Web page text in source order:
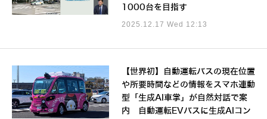
1000台を目指す
2025.12.17 Wed 12:13
【世界初】自動運転バスの現在位置
や所要時間などの情報をスマホ連動
型「生成AI車掌」が自然対話で案
内 自動運転EVバスに生成AIコン